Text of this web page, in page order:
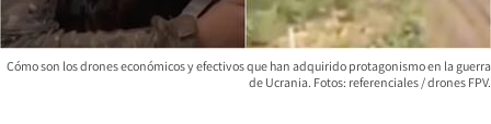
Cómo son los drones económicos y efectivos que han adquirido protagonismo en la guerra
de Ucrania. Fotos: referenciales / drones FPV.